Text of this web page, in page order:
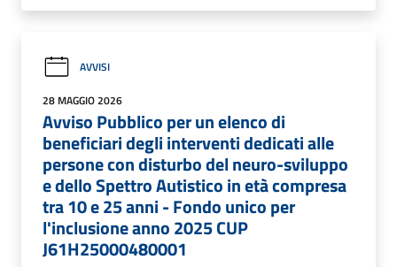
AVVISI
28 MAGGIO 2026
Avviso Pubblico per un elenco di
beneficiari degli interventi dedicati alle
persone con disturbo del neuro-sviluppo
e dello Spettro Autistico in età compresa
tra 10 e 25 anni - Fondo unico per
l'inclusione anno 2025 CUP
J61H25000480001